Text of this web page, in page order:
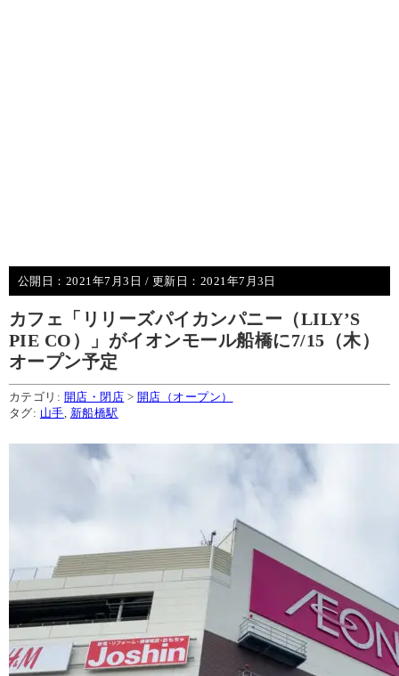
公開日： 2021年7月3日 / 更新日： 2021年7月3日
カフェ「リリーズパイカンパニー（LILY’S
PIE CO）」がイオンモール船橋に7/15（木）
オープン予定
カテゴリ: 開店・閉店 > 開店（オープン）
タグ: 山手 新船橋駅